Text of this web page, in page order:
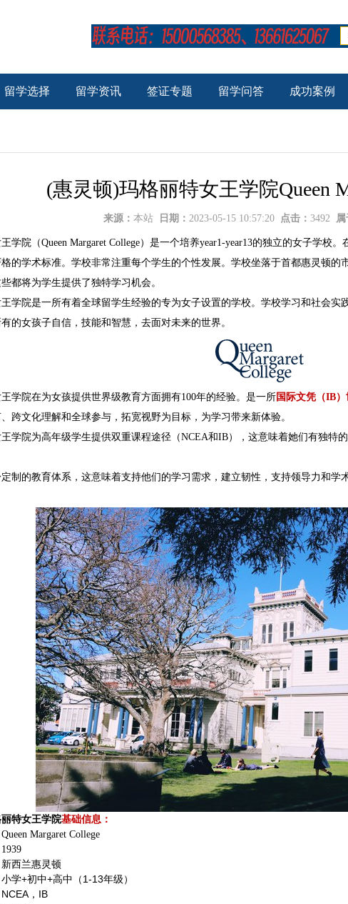
留学选择 留学资讯 签证专题 留学问答 成功案例
(惠灵顿)玛格丽特女王学院Queen
来源： 本站 日期： 2023-05-15 10:57:20 点击： 3492 属
院（Queen Margaret College）是一个培养year1-year13的独立的女子学校
的学术标准。学校非常注重每个学生的个性发展。学校坐落于首都惠灵顿
都将为学生提供了独特学习机会。
院是一所有着全球留学生经验的专为女子设置的学校。学校学习和社会实
的女孩子自信，技能和智慧，去面对未来的世界。
学院在为女孩提供世界级教育方面拥有100年的经验。是一所国际文凭（IB）
跨文化理解和全球参与，拓宽视野为目标，为学习带来新体验。
学院为高年级学生提供双重课程途径（NCEA和IB），这意味着她们有独特
制的教育体系，这意味着支持他们的学习需求，建立韧性，支持领导力和学
特女王学院基础信息：
Margaret College
西兰惠灵顿
小学+初中+高中（1-13年级）
，IB